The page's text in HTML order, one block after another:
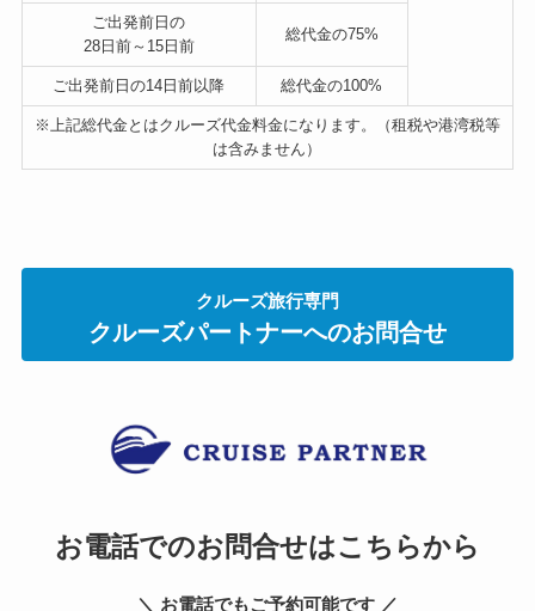
ご出発前日の
28日前～15日前
総代金の75%
ご出発前日の14日前以降 総代金の100%
※上記総代金とはクルーズ代金料金になります。（租税や港湾税等
は含みません）
クルーズ旅行専門
クルーズパートナーへのお問合せ
お電話でのお問合せはこちらから
＼ お電話でもご予約可能です ／